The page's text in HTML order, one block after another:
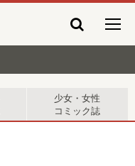
少女・女性
コミック誌